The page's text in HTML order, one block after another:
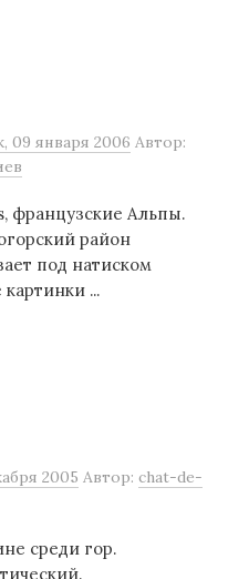
09 января 2006 Автор:
французские Альпы.
район
под натиском
...
2005 Автор: chat-de-
среди гор.